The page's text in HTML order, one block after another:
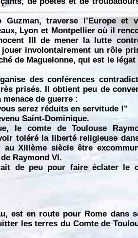
traverse l’Europe et
Lyon et Montpellier où il
III de mener la lutte
involontairement un rôle
de Maguelonne, qui est le légat
des conférences
prisés. Il obtient peu de
de guerre :
serez réduits en servitude !"
Saint-Dominique.
le comte de Toulouse
toléré la liberté religieuse
XIIIème siècle être
Raymond VI.
de peu pour faire éclater le
est en route pour Rome dans
les terres du Comte de